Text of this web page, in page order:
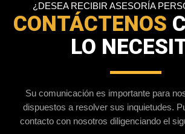
¿DESEA RECIBIR ASESORÍA
CONTÁCTENOS
LO
Su comunicación es importante para
dispuestos a resolver sus inquietudes.
contacto con nosotros diligenciando el